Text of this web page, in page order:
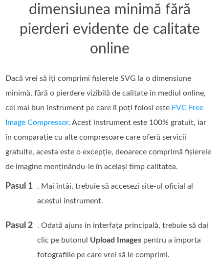
dimensiunea minimă fără
pierderi evidente de calitate
online
Dacă vrei să îți comprimi fișierele SVG la o dimensiune
minimă, fără o pierdere vizibilă de calitate în mediul online,
cel mai bun instrument pe care îl poți folosi este FVC Free
Image Compressor. Acest instrument este 100% gratuit, iar
în comparație cu alte compresoare care oferă servicii
gratuite, acesta este o excepție, deoarece comprimă fișierele
de imagine menținându-le în același timp calitatea.
Pasul 1
. Mai întâi, trebuie să accesezi site-ul oficial al
acestui instrument.
Pasul 2
. Odată ajuns în interfața principală, trebuie să dai
clic pe butonul Upload Images pentru a importa
fotografiile pe care vrei să le comprimi.